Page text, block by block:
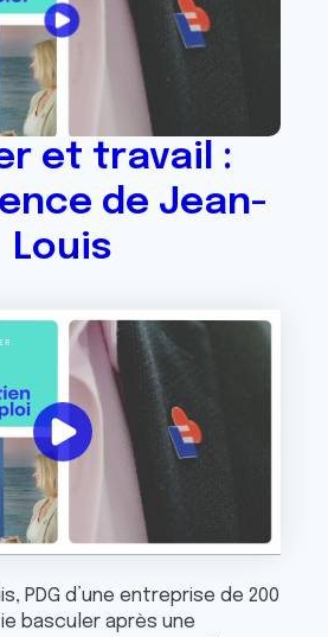
et travail :
de Jean-
Louis
PDG d’une entreprise de 200
basculer après une